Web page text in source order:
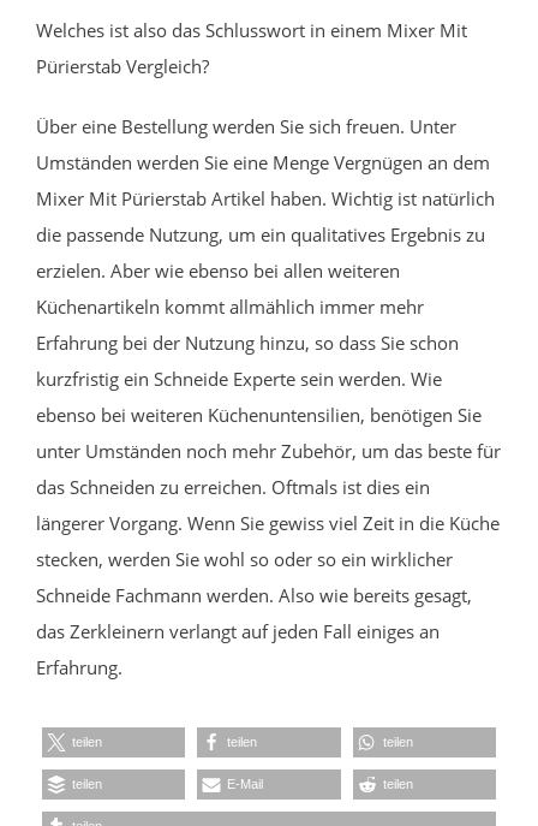
Welches ist also das Schlusswort in einem Mixer Mit
Pürierstab Vergleich?
Über eine Bestellung werden Sie sich freuen. Unter
Umständen werden Sie eine Menge Vergnügen an dem
Mixer Mit Pürierstab Artikel haben. Wichtig ist natürlich
die passende Nutzung, um ein qualitatives Ergebnis zu
erzielen. Aber wie ebenso bei allen weiteren
Küchenartikeln kommt allmählich immer mehr
Erfahrung bei der Nutzung hinzu, so dass Sie schon
kurzfristig ein Schneide Experte sein werden. Wie
ebenso bei weiteren Küchenuntensilien, benötigen Sie
unter Umständen noch mehr Zubehör, um das beste für
das Schneiden zu erreichen. Oftmals ist dies ein
längerer Vorgang. Wenn Sie gewiss viel Zeit in die Küche
stecken, werden Sie wohl so oder so ein wirklicher
Schneide Fachmann werden. Also wie bereits gesagt,
das Zerkleinern verlangt auf jeden Fall einiges an
Erfahrung.
teilen teilen teilen
teilen E-Mail teilen